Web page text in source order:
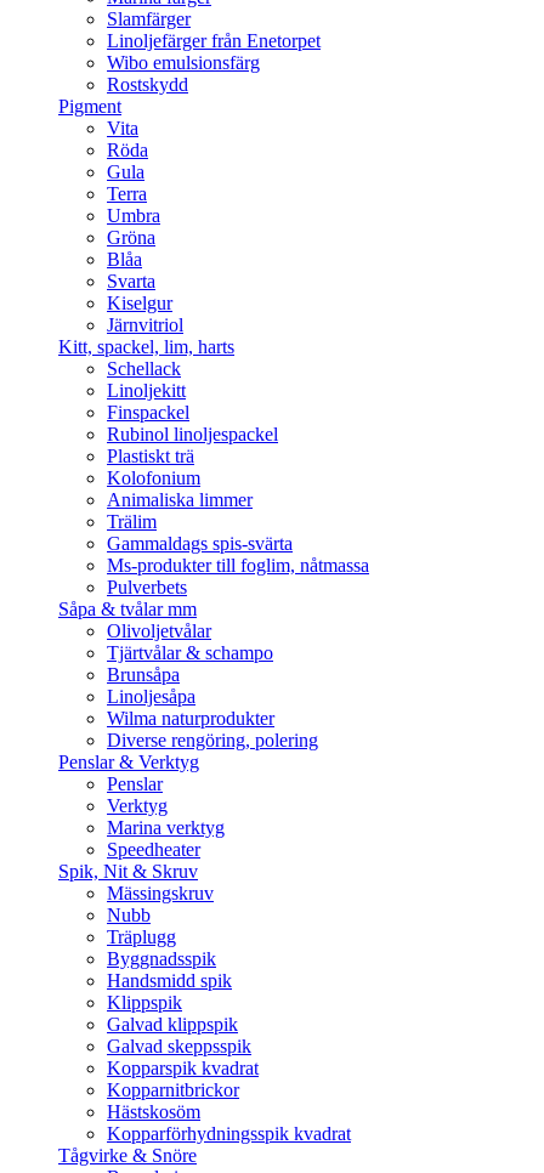
Slamfärger
Linoljefärger från Enetorpet
Wibo emulsionsfärg
Rostskydd
Pigment
Vita
Röda
Gula
Terra
Umbra
Gröna
Blåa
Svarta
Kiselgur
Järnvitriol
Kitt, spackel, lim, harts
Schellack
Linoljekitt
Finspackel
Rubinol linoljespackel
Plastiskt trä
Kolofonium
Animaliska limmer
Trälim
Gammaldags spis-svärta
Ms-produkter till foglim, nåtmassa
Pulverbets
Såpa & tvålar mm
Olivoljetvålar
Tjärtvålar & schampo
Brunsåpa
Linoljesåpa
Wilma naturprodukter
Diverse rengöring, polering
Penslar & Verktyg
Penslar
Verktyg
Marina verktyg
Speedheater
Spik, Nit & Skruv
Mässingskruv
Nubb
Träplugg
Byggnadsspik
Handsmidd spik
Klippspik
Galvad klippspik
Galvad skeppsspik
Kopparspik kvadrat
Kopparnitbrickor
Hästskosöm
Kopparförhydningsspik kvadrat
Tågvirke & Snöre